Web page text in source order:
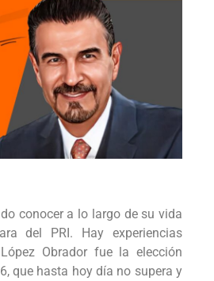
conocer a lo largo de su vida
del PRI. Hay experiencias
Obrador fue la elección
que hasta hoy día no supera y